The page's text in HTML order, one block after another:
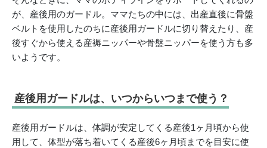
が、産後用のガードル。ママたちの中には、出産直後に骨盤
ベルトを使用したのちに産後用ガードルに切り替えたり、産
後すぐから使える産褥ニッパーや骨盤ニッパーを使う方も多
いようです。
産後用ガードルは、いつからいつまで使う？
産後用ガードルは、体調が安定してくる産後1ヶ月頃から使
用して、体型が落ち着いてくる産後6ヶ月頃までを目安に使